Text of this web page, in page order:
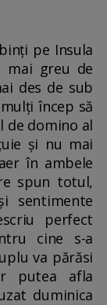
pe Insula
mai greu de
des de sub
încep să
de domino al
şi nu mai
în ambele
spun totul,
sentimente
perfect
cine s-a
va părăsi
putea afla
duminica